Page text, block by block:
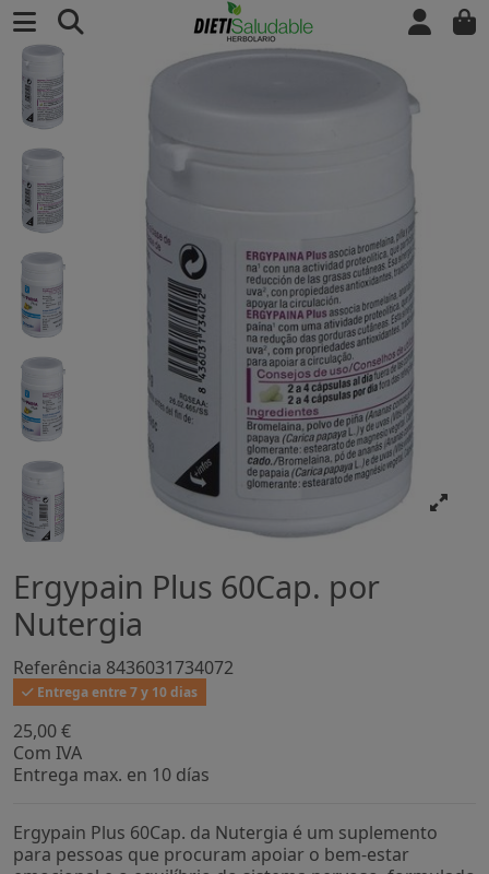
Ergypain Plus 60Cap. por
Nutergia
Referência 8436031734072
Entrega entre 7 y 10 dias
25,00 €
Com IVA
Entrega max. en 10 días
Ergypain Plus 60Cap. da Nutergia é um suplemento
para pessoas que procuram apoiar o bem-estar